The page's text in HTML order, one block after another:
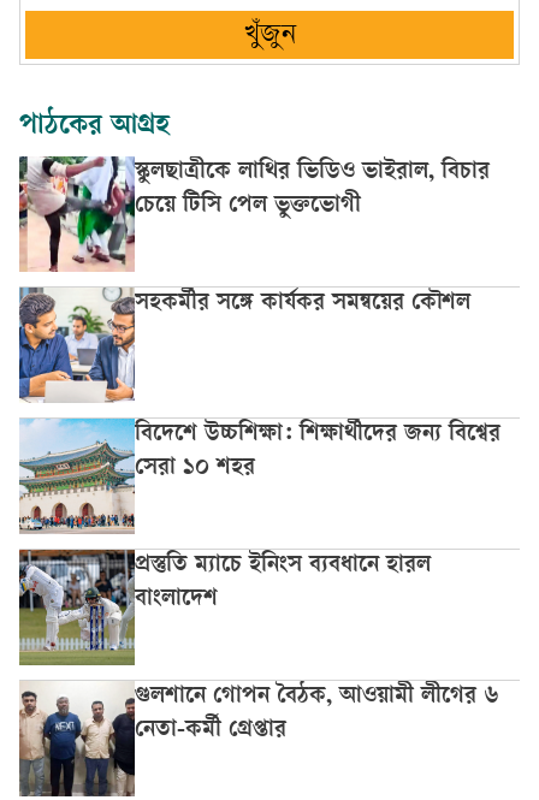
খুঁজুন
পাঠকের আগ্রহ
স্কুলছাত্রীকে লাথির ভিডিও ভাইরাল, বিচার
চেয়ে টিসি পেল ভুক্তভোগী
সহকর্মীর সঙ্গে কার্যকর সমন্বয়ের কৌশল
বিদেশে উচ্চশিক্ষা: শিক্ষার্থীদের জন্য বিশ্বের
সেরা ১০ শহর
প্রস্তুতি ম্যাচে ইনিংস ব্যবধানে হারল
বাংলাদেশ
গুলশানে গোপন বৈঠক, আওয়ামী লীগের ৬
নেতা-কর্মী গ্রেপ্তার